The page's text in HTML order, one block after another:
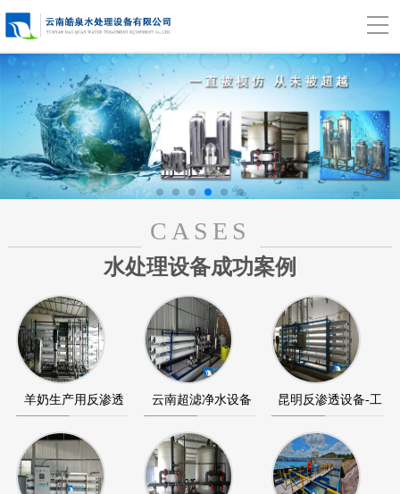
CASES
水处理设备成功案例
羊奶生产用反渗透
设备-反渗透纯水…
云南超滤净水设备
+反渗透纯水设备…
昆明反渗透设备-工
业反渗透纯水设…